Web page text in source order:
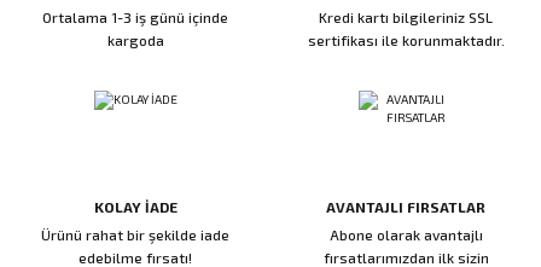
Ortalama 1-3 iş günü içinde
kargoda
Kredi kartı bilgileriniz SSL
sertifikası ile korunmaktadır.
KOLAY İADE
Ürünü rahat bir şekilde iade
edebilme fırsatı!
AVANTAJLI FIRSATLAR
Abone olarak avantajlı
fırsatlarımızdan ilk sizin